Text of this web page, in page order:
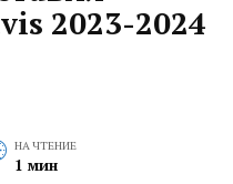
2023-2024
НА ЧТЕНИЕ
1 мин